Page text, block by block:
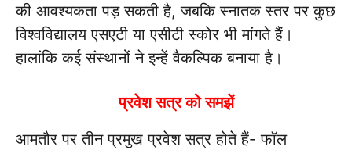
की आवश्यकता पड़ सकती है, जबकि स्नातक स्तर पर कुछ
विश्वविद्यालय एसएटी या एसीटी स्कोर भी मांगते हैं।
हालांकि कई संस्थानों ने इन्हें वैकल्पिक बनाया है।
प्रवेश सत्र को समझें
आमतौर पर तीन प्रमुख प्रवेश सत्र होते हैं- फॉल